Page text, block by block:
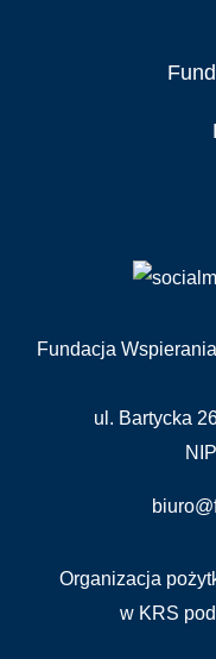
Fundacja
ul. Bartycka
Organizacja
w KRS